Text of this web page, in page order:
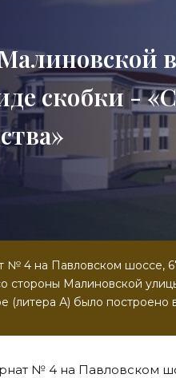
скобки -
№ 4 на Павловском шоссе,
стороны Малиновской
(литера А) было
№ 4 на Павловском